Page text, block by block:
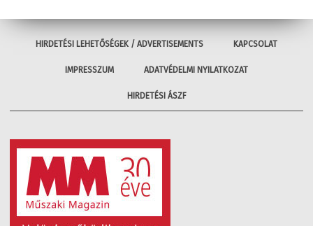
HIRDETÉSI LEHETŐSÉGEK / ADVERTISEMENTS KAPCSOLAT
IMPRESSZUM ADATVÉDELMI NYILATKOZAT
HIRDETÉSI ÁSZF